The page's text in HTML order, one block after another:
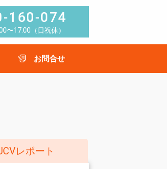
160-074
〜17:00（日祝休）
お問合せ
レポート